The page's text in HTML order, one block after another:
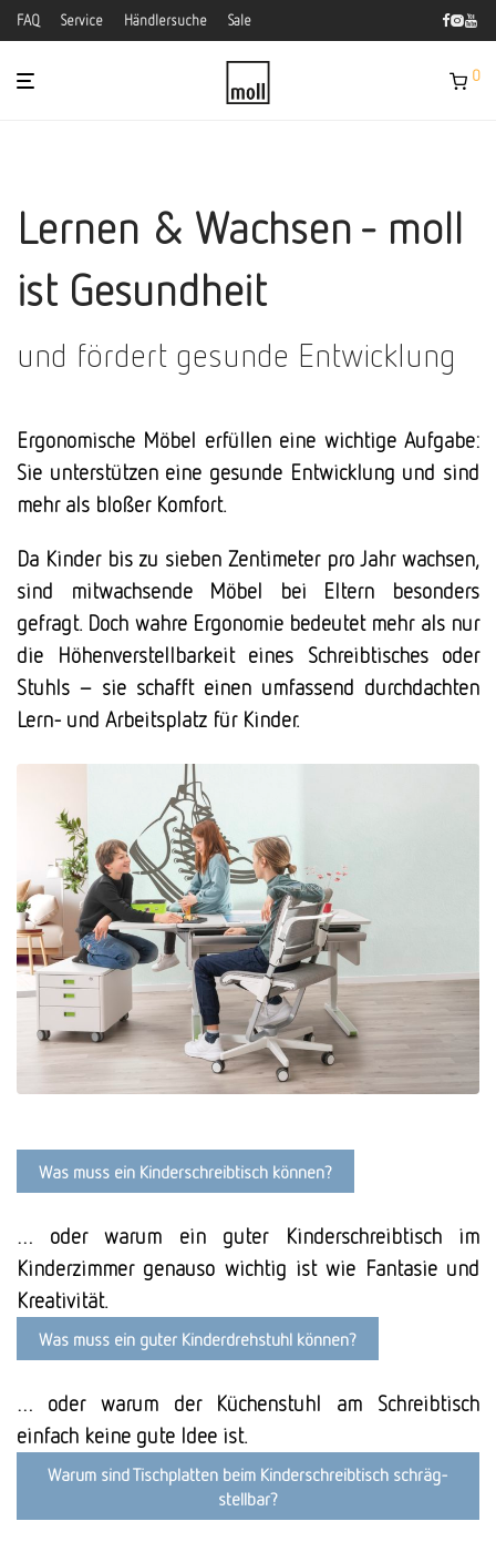
FAQ Service Händlersuche Sale
0
Lernen & Wachsen - moll
ist Gesundheit
und fördert gesunde Entwicklung
Ergonomische Möbel erfüllen eine wichtige Aufgabe:
Sie unterstützen eine gesunde Entwicklung und sind
mehr als bloßer Komfort.
Da Kinder bis zu sieben Zentimeter pro Jahr wachsen,
sind mitwachsende Möbel bei Eltern besonders
gefragt. Doch wahre Ergonomie bedeutet mehr als nur
die Höhenverstellbarkeit eines Schreibtisches oder
Stuhls – sie schafft einen umfassend durchdachten
Lern- und Arbeitsplatz für Kinder.
Was muss ein Kinderschreibtisch können?
… oder warum ein guter Kinderschreibtisch im
Kinderzimmer genauso wichtig ist wie Fantasie und
Kreativität.
Was muss ein guter Kinder­drehstuhl können?
… oder warum der Küchenstuhl am Schreibtisch
einfach keine gute Idee ist.
Warum sind Tisch­platten beim Kinder­­schreib­tisch schräg­
stellbar?